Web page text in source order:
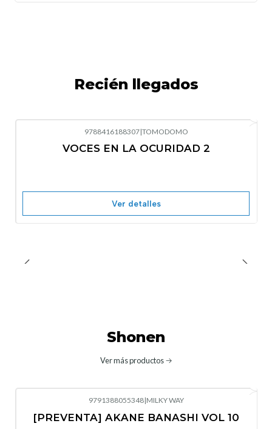
Recién llegados
9788416188307|TOMODOMO
VOCES EN LA OCURIDAD 2
Ver detalles
Shonen
Ver más productos
No disponible
9791388055348|MILKY WAY
[PREVENTA] AKANE BANASHI VOL 10